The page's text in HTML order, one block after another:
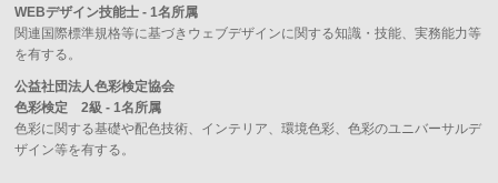
WEBデザイン技能士 - 1名所属
関連国際標準規格等に基づきウェブデザインに関する知識・技能、実務能力等
を有する。
公益社団法人色彩検定協会
色彩検定 2級 - 1名所属
色彩に関する基礎や配色技術、インテリア、環境色彩、色彩のユニバーサルデ
ザイン等を有する。